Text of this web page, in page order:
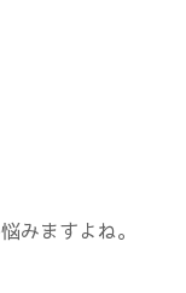
みますよね。